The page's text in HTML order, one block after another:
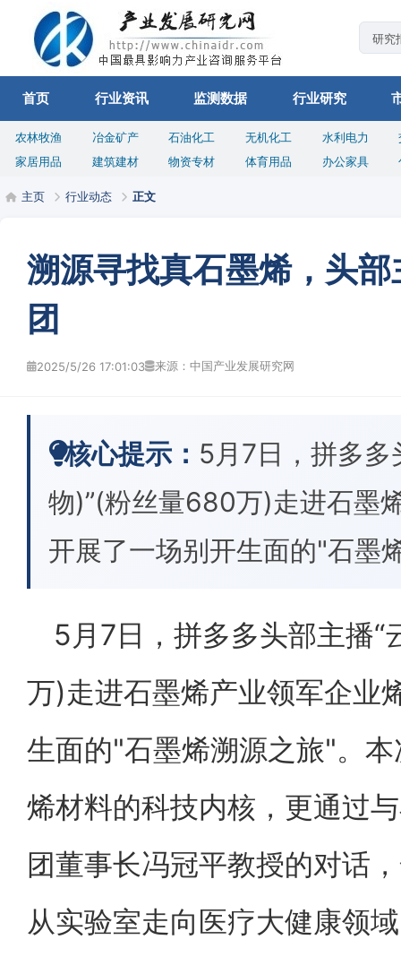
首页 行业资讯 监测数据 行业研究
农林牧渔 冶金矿产 石油化工 无机化工 水利电力
家居用品
建筑建材 物资专材 体育用品 办公家具
主页 行业动态 正文
溯源寻找真石墨烯，头
团
2025/5/26 17:01:03 来源：中国产业发展研究网
核心提示： 5月7日，拼多多
物)”(粉丝量680万)走进石墨
开展了一场别开生面的"石墨
5月7日，拼多多头部主播
万)走进石墨烯产业领军企业
生面的"石墨烯溯源之旅"。
烯材料的科技内核，更通过
团董事长冯冠平教授的对话
从实验室走向医疗大健康领